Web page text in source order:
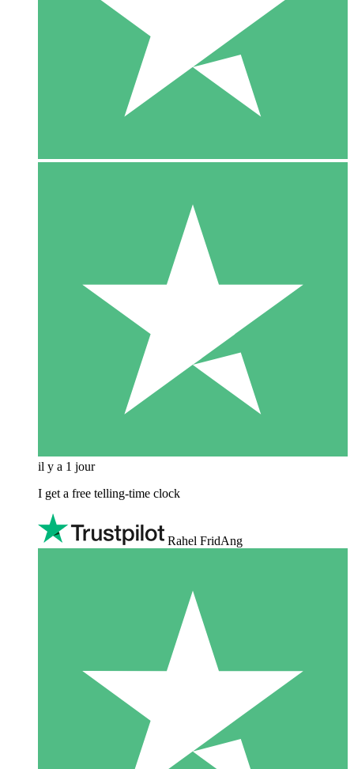
il y a 1 jour
I get a free telling-time clock
Rahel FridAng